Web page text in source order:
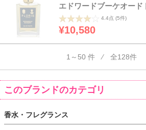
エドワードブーケオード
4.4点 (5件)
¥10,580
1～50 件 ⁄ 全128件
このブランドのカテゴリ
香水・フレグランス